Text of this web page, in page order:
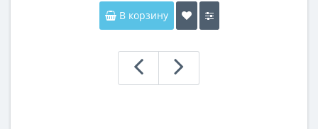
В корзину